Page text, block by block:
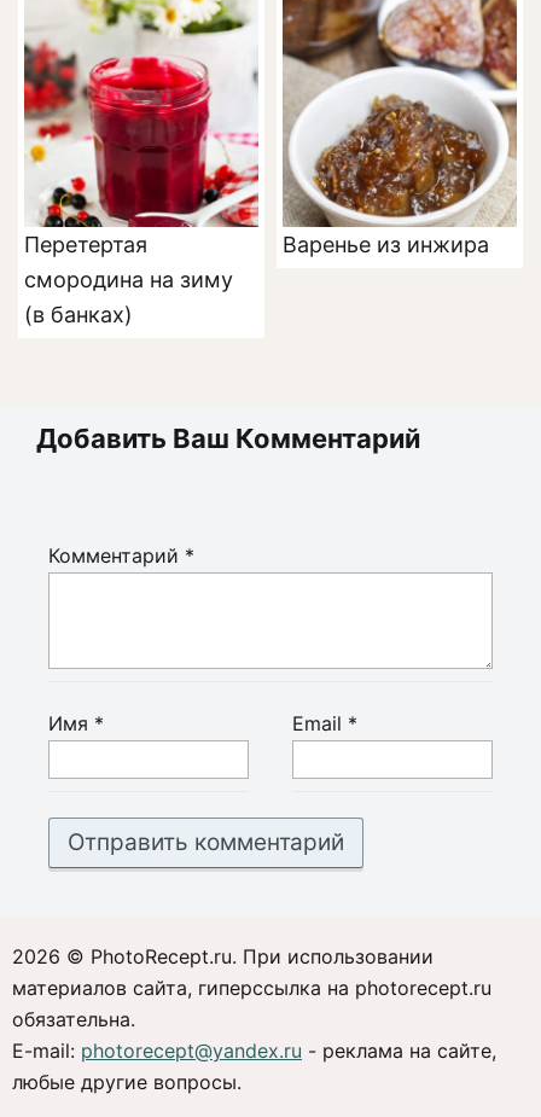
Перетертая
смородина на зиму
(в банках)
Варенье из инжира
Добавить Ваш Комментарий
Комментарий *
Имя * Email *
2026 © PhotoRecept.ru. При использовании
материалов сайта, гиперссылка на photorecept.ru
обязательна.
E-mail: photorecept@yandex.ru - реклама на сайте,
любые другие вопросы.